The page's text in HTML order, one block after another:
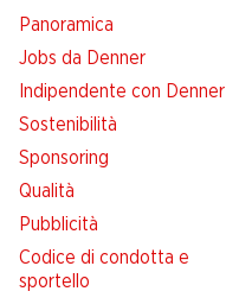
Panoramica
Jobs da Denner
Indipendente con Denner
Sostenibilità
Sponsoring
Qualità
Pubblicità
Codice di condotta e
sportello